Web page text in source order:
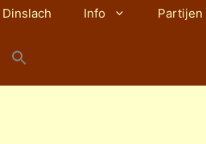
Dinslach Info Partijen